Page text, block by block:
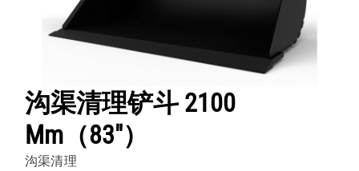
沟渠清理铲斗 2100
Mm（83"）
沟渠清理